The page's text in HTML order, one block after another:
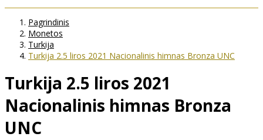
Pagrindinis
Monetos
Turkija
Turkija 2.5 liros 2021 Nacionalinis himnas Bronza UNC
Turkija 2.5 liros 2021
Nacionalinis himnas Bronza
UNC